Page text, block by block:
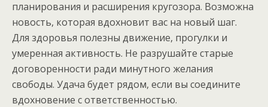
планирования и расширения кругозора. Возможна
новость, которая вдохновит вас на новый шаг.
Для здоровья полезны движение, прогулки и
умеренная активность. Не разрушайте старые
договоренности ради минутного желания
свободы. Удача будет рядом, если вы соедините
вдохновение с ответственностью.